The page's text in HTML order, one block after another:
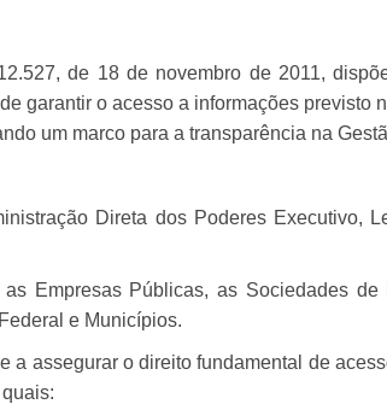
de 18 de novembro de 2011,
garantir o acesso a informações previsto
um marco para a transparência na
Direta dos Poderes Executivo,
Empresas Públicas, as Sociedades
e Municípios.
a assegurar o direito fundamental de